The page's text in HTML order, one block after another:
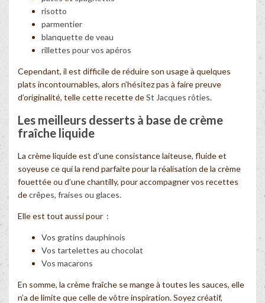
risotto
parmentier
blanquette de veau
rillettes pour vos apéros
Cependant, il est difficile de réduire son usage à quelques
plats incontournables, alors n’hésitez pas à faire preuve
d’originalité, telle cette recette deSt Jacques rôties.
Les meilleurs desserts à base de crème
fraîche liquide
La crème liquide est d’une consistance laiteuse, fluide et
soyeuse ce qui la rend parfaite pour la réalisation de la crème
fouettée ou d’une chantilly, pour accompagner vos recettes
decrêpes, fraises ou glaces.
Elle est tout aussi pour :
Vos gratins dauphinois
Vos tartelettes au chocolat
Vos macarons
En somme, la crème fraîche se mange à toutes les sauces, elle
n’a de limite que celle de vôtre inspiration. Soyez créatif,